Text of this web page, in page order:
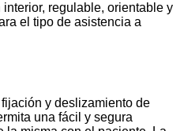
regulable, orientable y
el tipo de asistencia a
y deslizamiento de
una fácil y segura